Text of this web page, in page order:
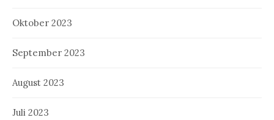
Oktober 2023
September 2023
August 2023
Juli 2023